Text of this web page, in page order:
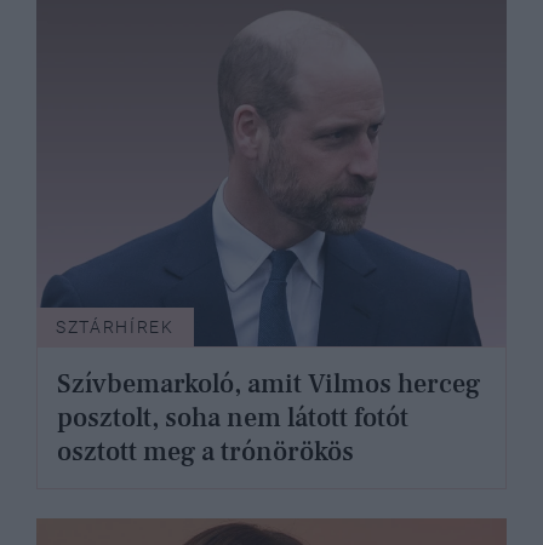
SZTÁRHÍREK
Szívbemarkoló, amit Vilmos herceg
posztolt, soha nem látott fotót
osztott meg a trónörökös